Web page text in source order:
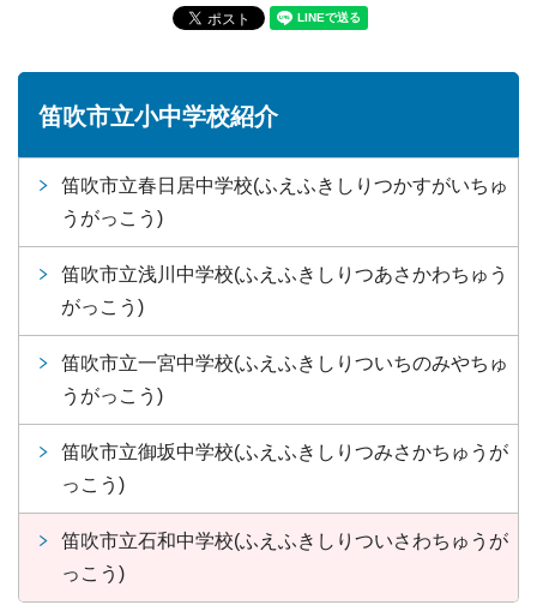
笛吹市立小中学校紹介
笛吹市立春日居中学校(ふえふきしりつかすがいちゅ
うがっこう)
笛吹市立浅川中学校(ふえふきしりつあさかわちゅう
がっこう)
笛吹市立一宮中学校(ふえふきしりついちのみやちゅ
うがっこう)
笛吹市立御坂中学校(ふえふきしりつみさかちゅうが
っこう)
笛吹市立石和中学校(ふえふきしりついさわちゅうが
っこう)